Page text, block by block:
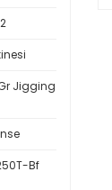
Jigging
Bf